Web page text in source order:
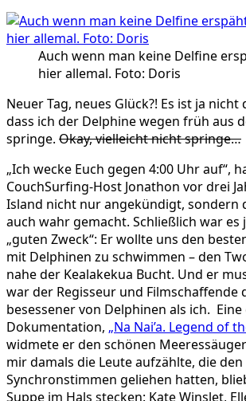
Auch wenn man keine Delfine
hier allemal. Foto: Doris
Neuer Tag, neues Glück?! Es ist ja nicht
dass ich der Delphine wegen früh aus
springe. Okay, vielleicht nicht springe…
„Ich wecke Euch gegen 4:00 Uhr auf“,
CouchSurfing-Host Jonathon vor drei
Island nicht nur angekündigt, sondern
auch wahr gemacht. Schließlich war es
„guten Zweck“: Er wollte uns den
mit Delphinen zu schwimmen – den
nahe der Kealakekua Bucht. Und er
war der Regisseur und Filmschaffende
besessener von Delphinen als ich. Eine
Dokumentation, „Na Nai’a. Legend of
widmete er den schönen
mir damals die Leute aufzählte, die
Synchronstimmen geliehen hatten,
Suppe im Hals stecken: Kate Winslet,